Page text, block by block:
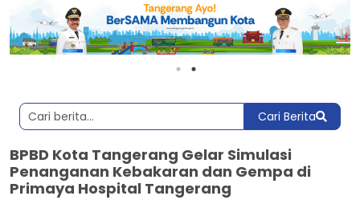
Cari Berita
BPBD Kota Tangerang Gelar Simulasi
Penanganan Kebakaran dan Gempa di
Primaya Hospital Tangerang